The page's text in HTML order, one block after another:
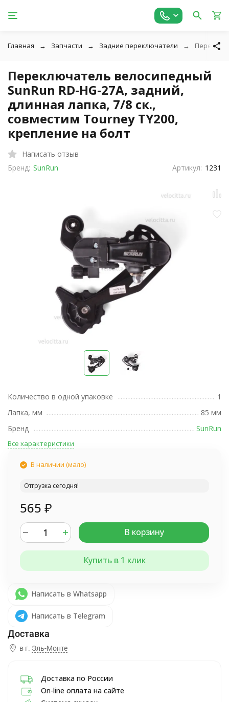
Главная Запчасти Задние переключатели
Переключатель велосипедный
SunRun RD-HG-27A, задний,
длинная лапка, 7/8 ск.,
совместим Tourney TY200,
крепление на болт
Написать отзыв
Бренд: SunRun Артикул: 1231
Количество в одной упаковке
1
Лапка, мм
85 мм
Бренд
SunRun
Все характеристики
В наличии (мало)
Отгрузка сегодня!
565 ₽
В корзину
Купить в 1 клик
Написать в Whatsapp
Написать в Telegram
в г. Эль-Монте
Доставка по России
On-line оплата на сайте